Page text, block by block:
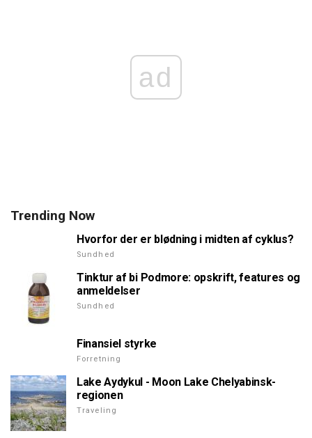
ad
Trending Now
Hvorfor der er blødning i midten af cyklus?
Sundhed
Tinktur af bi Podmore: opskrift, features og
anmeldelser
Sundhed
Finansiel styrke
Forretning
Lake Aydykul - Moon Lake Chelyabinsk-
regionen
Traveling